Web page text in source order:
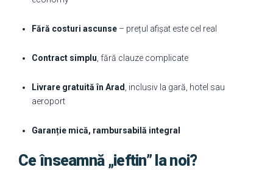
Fără costuri ascunse – prețul afișat este cel real
Contract simplu , fără clauze complicate
Livrare gratuită în Arad , inclusiv la gară, hotel sau
aeroport
Garanție mică, rambursabilă integral
Ce înseamnă „ieftin” la noi?